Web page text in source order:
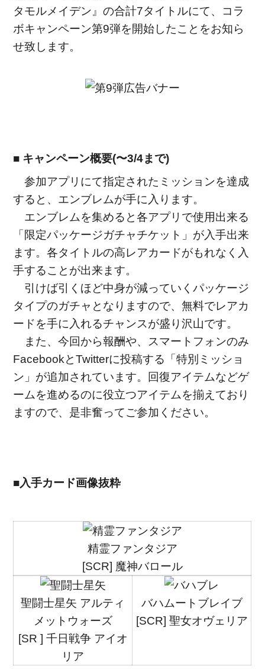
タモルメイデン』の合計7タイトルにて、コラ
ボキャンペーン第9弾を開始したことをお知ら
せ致します。
■ キャンペーン概要(〜3/4まで)
参加アプリにて指定されたミッションを達成
すると、エンブレムが手に入ります。
エンブレムを集めると各アプリで使用出来る
「限定パッケージガチャチケット」が入手出来
ます。各タイトルの高レアカードがもれなく入
手することが出来ます。
引けば引くほど中身が減っていくパッケージ
タイプのガチャとなりますので、無料でレアカ
ードを手に入れるチャンスが盛り沢山です。
また、今回から報酬や、スマートフォンのみ
FacebookとTwitterに投稿する「特別ミッショ
ン」が追加されています。回復アイテムなどゲ
ームを進めるのに役立つアイテムを揃えており
ますので、是非奮ってご参加ください。
■入手カード画像抜粋
精霊ファンタジア
[SCR] 魔神バロール
聖闘士星矢 アルティ
メットウォーズ
[SR ] 千日戦争 アイオ
リア
バハムートブレイブ
[SCR] 聖女オヴェリア